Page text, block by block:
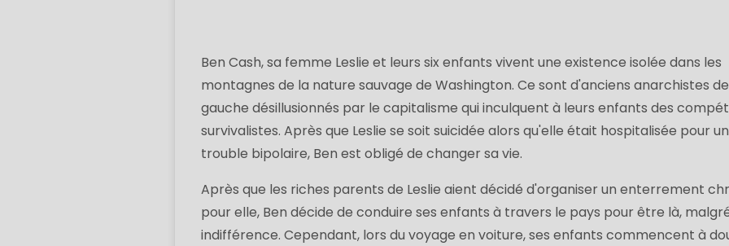
Ben Cash, sa femme Leslie et leurs six enfants vivent une existence isolée dans les
montagnes de la nature sauvage de Washington. Ce sont d'anciens anarchistes de
gauche désillusionnés par le capitalisme qui inculquent à leurs enfants des
survivalistes. Après que Leslie se soit suicidée alors qu'elle était hospitalisée pour un
trouble bipolaire, Ben est obligé de changer sa vie.
Après que les riches parents de Leslie aient décidé d'organiser un enterrement
pour elle, Ben décide de conduire ses enfants à travers le pays pour être là,
indifférence. Cependant, lors du voyage en voiture, ses enfants commencent à